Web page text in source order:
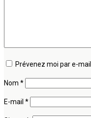
Prévenez moi par e-
Nom *
E-mail *